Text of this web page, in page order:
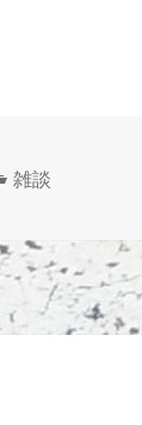
カ
ゴ
リ
雑談